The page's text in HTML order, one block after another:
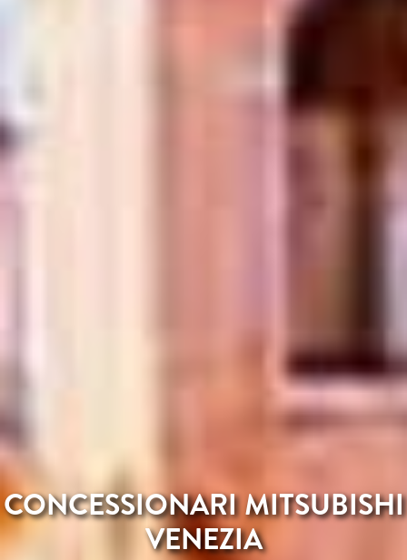
CONCESSIONARI MITSUBISHI
VENEZIA